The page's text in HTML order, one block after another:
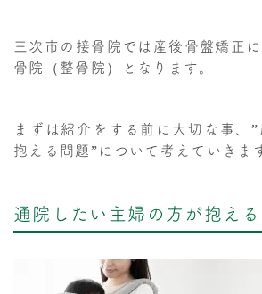
三次市の接骨院では産後骨盤矯正
骨院（整骨院）となります。
まずは紹介をする前に大切な事、
抱える問題”について考えていきま
通院したい主婦の方が抱え